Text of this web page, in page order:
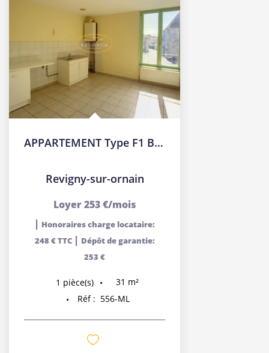
APPARTEMENT Type F1 Bis - REVIGNY-SUR-ORNAIN
Revigny-sur-ornain
Loyer 253 €/mois
| Honoraires charge locataire:
248 € TTC | Dépôt de garantie:
253 €
1 pièce(s) 31 m²
Réf : 556-ML